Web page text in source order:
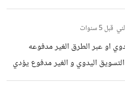
فيسبوك لجمهور يقضي اغلب وقته على تويتر. اما مصر فهي
و تفاعلهم مع الإعلانات
المدفوعه يظهر بشكل ملحوظ. الميزانيه لا يمكنني تحديدها انا،
ارباحك و هدفك من الإعلانات، و
كبدايه لتختبر فعالية اعلانك و تحليل الزياده
قبل 5 سنوات
او عبر الطرق الغير مدفوعه
لمنتجات مخصصه للبيع.. التسويق اليدوي و الغير مدفوع يؤدي
هادفه للربح و الترفيهية، اما